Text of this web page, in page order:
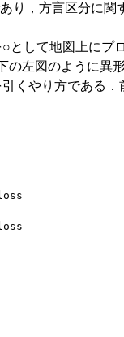
り，方言区分
して地図上にプ
左図のように
やり方である．